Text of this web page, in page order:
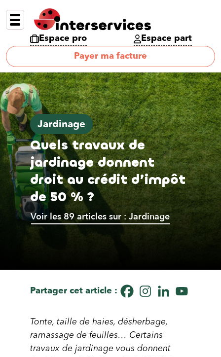
Espace pro
Espace part
Payer ma facture
Jardinage
Quels travaux de
jardinage donnent
droit au crédit d’impôt
de 50 % ?
Voir les 89 articles sur : Jardinage
Partager cet article :
Tonte, taille de haies, désherbage,
ramassage de feuilles… Certains
travaux de jardinage vous donnent